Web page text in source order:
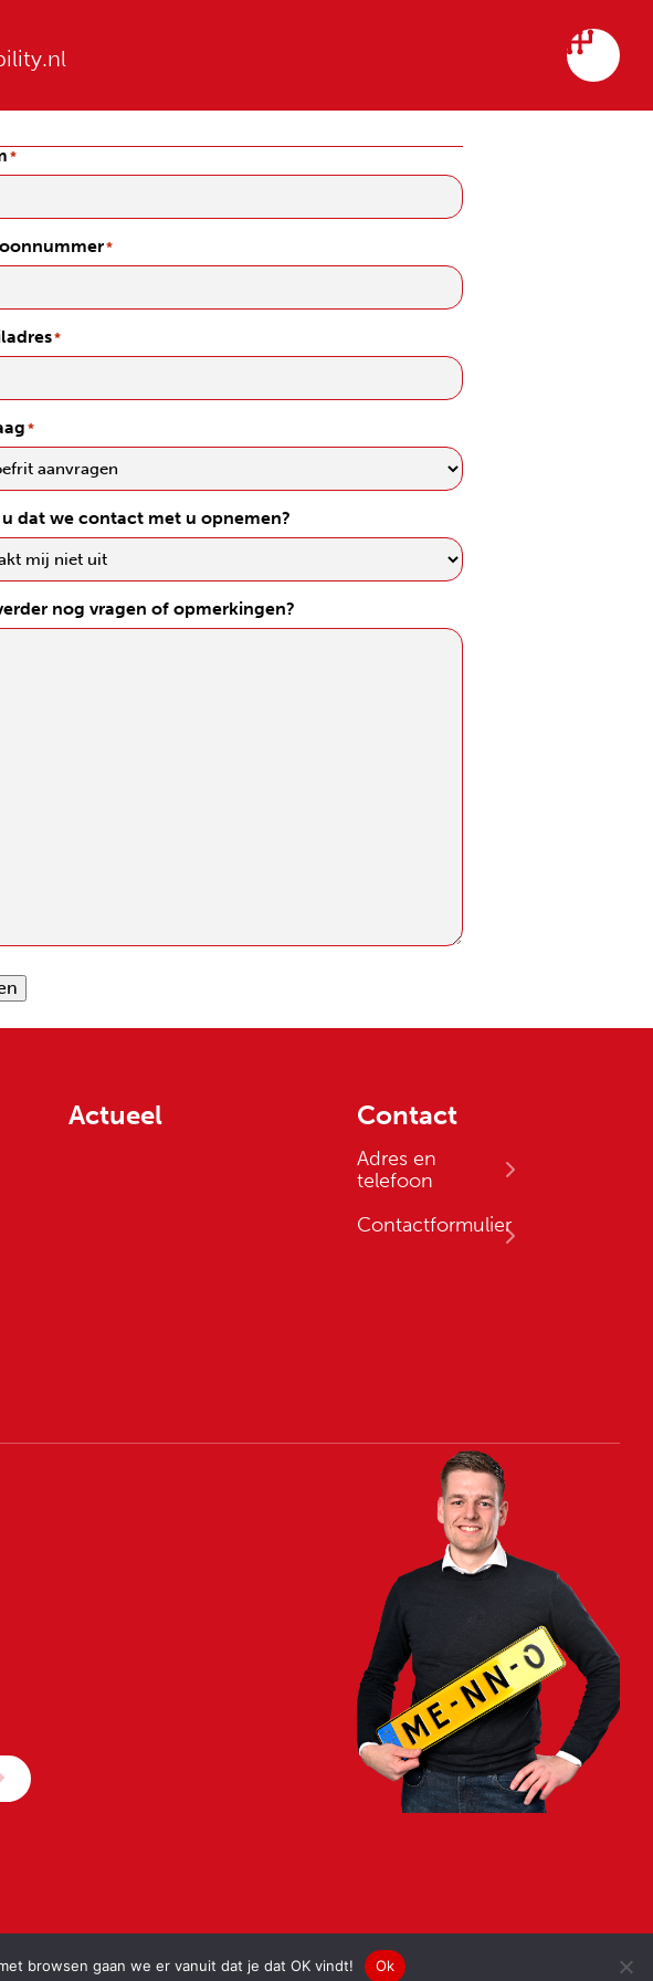
*
*
*
*
dat we contact met u opnemen?
nog vragen of opmerkingen?
Actueel Contact
Adres en
telefoon
Contactformulier
browsen gaan we er vanuit dat je dat OK vindt! Ok